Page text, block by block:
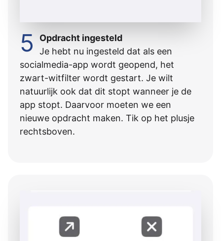
5
Opdracht ingesteld
Je hebt nu ingesteld dat als een
socialmedia-app wordt geopend, het
zwart-witfilter wordt gestart. Je wilt
natuurlijk ook dat dit stopt wanneer je de
app stopt. Daarvoor moeten we een
nieuwe opdracht maken. Tik op het plusje
rechtsboven.